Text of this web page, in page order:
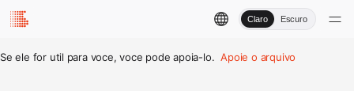
Claro Escuro
Se ele for util para voce, voce pode apoia-lo. Apoie o arquivo